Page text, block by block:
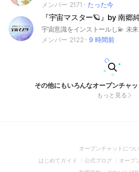
メンバー 2171
たった今
『宇宙マスター🪐』by 南郷
メンバー 2122
9 時間前
その他にもいろんなオープンチャ
もっと見る
オープンチャットにつ
はじめてガイド
(Open
in
公式ブログ
(Open
in
オープ